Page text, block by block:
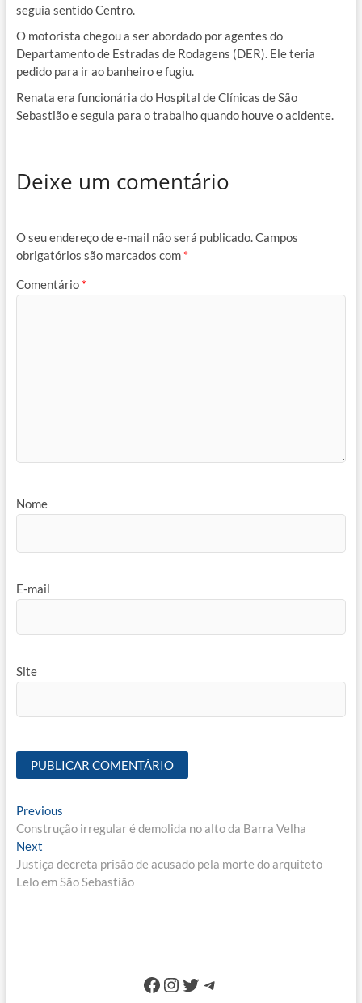
seguia sentido Centro.
O motorista chegou a ser abordado por agentes do
Departamento de Estradas de Rodagens (DER). Ele teria
pedido para ir ao banheiro e fugiu.
Renata era funcionária do Hospital de Clínicas de São
Sebastião e seguia para o trabalho quando houve o acidente.
Deixe um comentário
O seu endereço de e-mail não será publicado.Campos
obrigatórios são marcados com *
Comentário *
Nome
E-mail
Site
Navegação
de
Post
PreviousPrevious
post:
Construção irregular é demolida no alto da Barra Velha
NextNext
post:
Justiça decreta prisão de acusado pela morte do arquiteto
Lelo em São Sebastião
Facebook
Instagram
Twitter
Telegram